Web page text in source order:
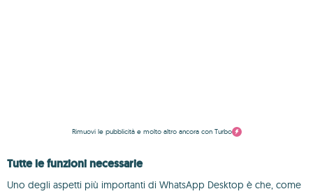
Rimuovi le pubblicità e molto altro ancora con Turbo
Tutte le funzioni necessarie
Uno degli aspetti più importanti di WhatsApp Desktop è che, come